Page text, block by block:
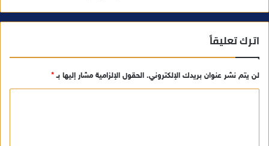
اترك تعليقاً
لن يتم نشر عنوان بريدك الإلكتروني. الحقول الإلزامية مشار إليها بـ*